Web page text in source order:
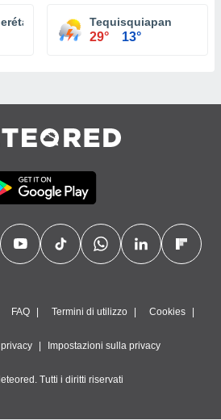
Tequisquiapan
29° 13°
FAQ Termini di utilizzo Cookies
Impostazioni sulla privacy
Tutti i diritti riservati